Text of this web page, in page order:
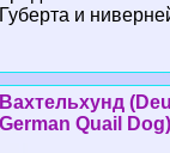
Губерта и
Вахтельхунд
German Quail Dog)